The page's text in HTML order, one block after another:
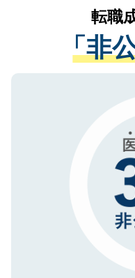
は、個人情報
管理基準を満
る、プライバ
で、機密保持
かがいして、
経験をまじえ
させていただ
ない方には、
ので、まずは
転職
「非